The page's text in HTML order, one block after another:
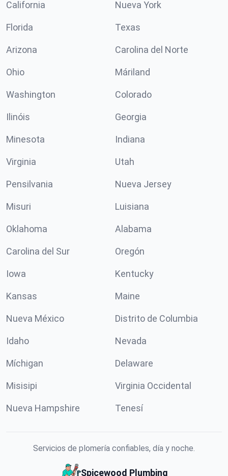
California Nueva York
Florida Texas
Arizona Carolina del Norte
Ohio Máriland
Washington Colorado
Ilinóis Georgia
Minesota Indiana
Virginia Utah
Pensilvania Nueva Jersey
Misuri Luisiana
Oklahoma Alabama
Carolina del Sur Oregón
Iowa Kentucky
Kansas Maine
Nueva México Distrito de Columbia
Idaho Nevada
Míchigan Delaware
Misisipi Virginia Occidental
Nueva Hampshire Tenesí
Servicios de plomería confiables, día y noche.
Spicewood Plumbing